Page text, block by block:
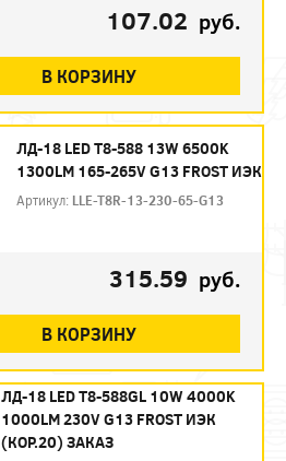
107.02 руб.
В КОРЗИНУ
ЛД-18 LED Т8-588 13W 6500K
1300LM 165-265V G13 FROST ИЭК
Артикул: LLE-T8R-13-230-65-G13
315.59 руб.
В КОРЗИНУ
ЛД-18 LED Т8-588GL 10W 4000K
1000LM 230V G13 FROST ИЭК
(КОР.20) ЗАКАЗ